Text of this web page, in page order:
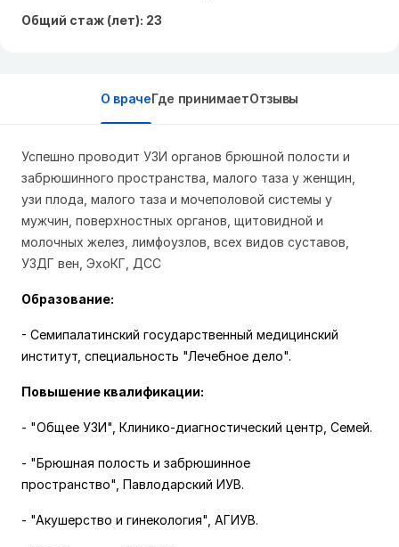
Общий стаж (лет): 23
О врачеГде принимаетОтзывы
Успешно проводит УЗИ органов брюшной полости и
забрюшинного пространства, малого таза у женщин,
узи плода, малого таза и мочеполовой системы у
мужчин, поверхностных органов, щитовидной и
молочных желез, лимфоузлов, всех видов суставов,
УЗДГ вен, ЭхоКГ, ДСС
Образование:
- Семипалатинский государственный медицинский
институт, специальность "Лечебное дело".
Повышение квалификации:
- "Общее УЗИ", Клинико-диагностический центр, Семей.
- "Брюшная полость и забрюшинное
пространство", Павлодарский ИУВ.
- "Акушерство и гинекология", АГИУВ.